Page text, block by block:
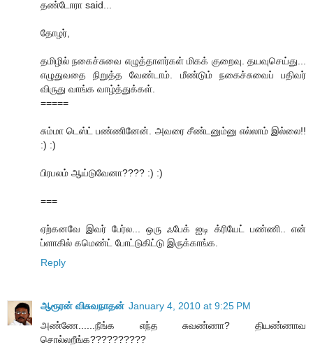
தண்டோரா said...
தோழர்,
தமிழில் நகைச்சுவை எழுத்தாளர்கள் மிகக் குறைவு. தயவுசெய்து...
எழுதுவதை நிறுத்த வேண்டாம். மீண்டும் நகைச்சுவைப் பதிவர்
விருது வாங்க வாழ்த்துக்கள்.
=====
சும்மா டெஸ்ட் பண்ணினேன். அவரை சீண்டனும்னு எல்லாம் இல்லை!!
:) :)
பிரபலம் ஆய்டுவேனா???? :) :)
===
ஏற்கனவே இவர் பேர்ல... ஒரு ஃபேக் ஐடி க்ரியேட் பண்ணி.. என்
ப்ளாகில் கமெண்ட் போட்டுகிட்டு இருக்காங்க.
Reply
ஆரூரன் விசுவநாதன் January 4, 2010 at 9:25 PM
அண்ணே......நீங்க எந்த சுவண்ணா? தியண்ணாவ
சொல்லறீங்க??????????